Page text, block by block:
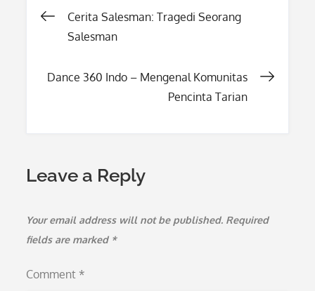
Post
Cerita Salesman: Tragedi Seorang
Salesman
Dance 360 Indo – Mengenal Komunitas
Pencinta Tarian
Leave a Reply
Your email address will not be published. Required
fields are marked *
Comment *